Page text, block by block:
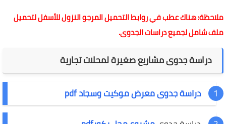
ملاحظة: هناك عطب في روابط التحميل المرجو النزول للأسفل لتحميل
ملف شامل لجميع دراسات الجدوى.
دراسة جدوى مشاريع صغيرة لمحلات تجارية
دراسة جدوى معرض موكيت وسجاد pdf